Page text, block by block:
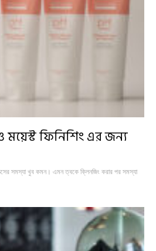
ময়েস্ট ফিনিশিং এর জন্য
সমস্যা খুব কমন। এমন ত্বকে ক্লিনজিং করার পর সমস্যা